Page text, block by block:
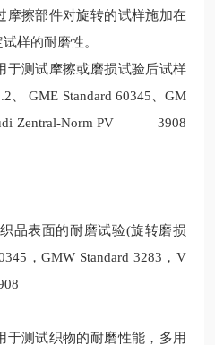
摩擦部件对旋转的试样施加在
样的耐磨性。
于测试摩擦或磨损试验后试样
、 GME Standard 60345、GM
Zentral-Norm PV 3908
表面的耐磨试验(旋转磨损
，GMW Standard 3283，V
测试织物的耐磨性能，多用